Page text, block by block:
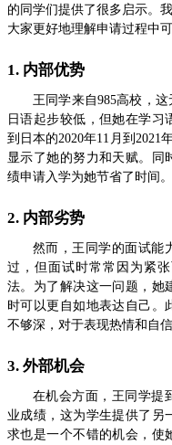
的同学们提供了很多启示。
大家更好地理解申请过程中
1. 内部优势
王同学来自985高校，
日语起步较低，但她在学
到日本的2020年11月到2021
显示了她的努力和天赋。同
绩申请入学为她节省了时间。
2. 内部劣势
然而，王同学的面试能
过，但面试时常常因为紧
法。为了解决这一问题，她
时可以更自如地表达自己。
不够深，对于表现热情和自信
3. 外部机会
在机会方面，王同学提
业成绩，这为学生提供了另
求也是一个不错的机会，使